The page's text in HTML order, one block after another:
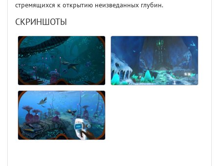
стремящихся к открытию неизведанных глубин.
СКРИНШОТЫ